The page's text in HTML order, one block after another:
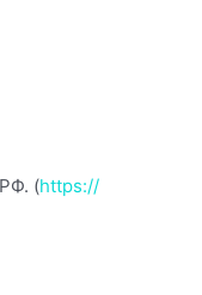
(https://